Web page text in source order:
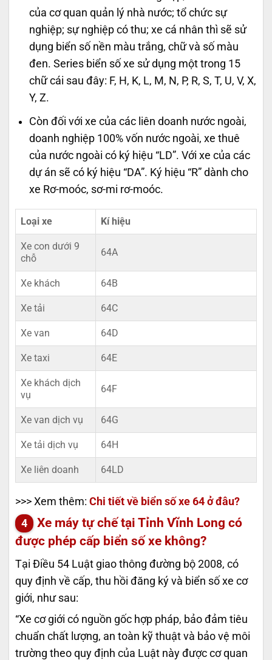
của cơ quan quản lý nhà nước; tổ chức sự
nghiệp; sự nghiệp có thu; xe cá nhân thì sẽ sử
dụng biển số nền màu trắng, chữ và số màu
đen. Series biển số xe sử dụng một trong 15
chữ cái sau đây: F, H, K, L, M, N, P, R, S, T, U, V, X,
Y, Z.
Còn đối với xe của các liên doanh nước ngoài,
doanh nghiệp 100% vốn nước ngoài, xe thuê
của nước ngoài có ký hiệu “LD”. Với xe của các
dự án sẽ có ký hiệu “DA”. Ký hiệu “R” dành cho
xe Rơ-moóc, sơ-mi rơ-moóc.
Loại xe Kí hiệu
Xe con dưới 9
chỗ
64A
Xe khách 64B
Xe tải 64C
Xe van 64D
Xe taxi 64E
Xe khách dịch
vụ
64F
Xe van dịch vụ 64G
Xe tải dịch vụ 64H
Xe liên doanh 64LD
>>> Xem thêm: Chi tiết về biển số xe 64 ở đâu?
Xe máy tự chế tại Tỉnh Vĩnh Long có
được phép cấp biển số xe không?
Tại Điều 54 Luật giao thông đường bộ 2008, có
quy định về cấp, thu hồi đăng ký và biển số xe cơ
giới, như sau:
“Xe cơ giới có nguồn gốc hợp pháp, bảo đảm tiêu
chuẩn chất lượng, an toàn kỹ thuật và bảo vệ môi
trường theo quy định của Luật này được cơ quan